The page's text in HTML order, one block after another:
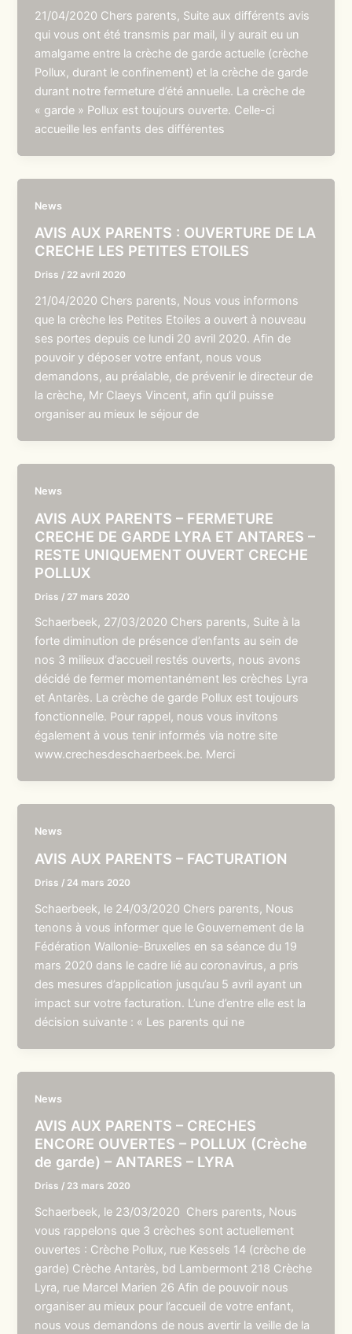
21/04/2020 Chers parents, Suite aux différents avis
qui vous ont été transmis par mail, il y aurait eu un
amalgame entre la crèche de garde actuelle (crèche
Pollux, durant le confinement) et la crèche de garde
durant notre fermeture d’été annuelle. La crèche de
« garde » Pollux est toujours ouverte. Celle-ci
accueille les enfants des différentes
News
AVIS AUX PARENTS : OUVERTURE DE LA
CRECHE LES PETITES ETOILES
Driss / 22 avril 2020
21/04/2020 Chers parents, Nous vous informons
que la crèche les Petites Etoiles a ouvert à nouveau
ses portes depuis ce lundi 20 avril 2020. Afin de
pouvoir y déposer votre enfant, nous vous
demandons, au préalable, de prévenir le directeur de
la crèche, Mr Claeys Vincent, afin qu’il puisse
organiser au mieux le séjour de
News
AVIS AUX PARENTS – FERMETURE
CRECHE DE GARDE LYRA ET ANTARES –
RESTE UNIQUEMENT OUVERT CRECHE
POLLUX
Driss / 27 mars 2020
Schaerbeek, 27/03/2020 Chers parents, Suite à la
forte diminution de présence d’enfants au sein de
nos 3 milieux d’accueil restés ouverts, nous avons
décidé de fermer momentanément les crèches Lyra
et Antarès. La crèche de garde Pollux est toujours
fonctionnelle. Pour rappel, nous vous invitons
également à vous tenir informés via notre site
www.crechesdeschaerbeek.be. Merci
News
AVIS AUX PARENTS – FACTURATION
Driss / 24 mars 2020
Schaerbeek, le 24/03/2020 Chers parents, Nous
tenons à vous informer que le Gouvernement de la
Fédération Wallonie-Bruxelles en sa séance du 19
mars 2020 dans le cadre lié au coronavirus, a pris
des mesures d’application jusqu’au 5 avril ayant un
impact sur votre facturation. L’une d’entre elle est la
décision suivante : « Les parents qui ne
News
AVIS AUX PARENTS – CRECHES
ENCORE OUVERTES – POLLUX (Crèche
de garde) – ANTARES – LYRA
Driss / 23 mars 2020
Schaerbeek, le 23/03/2020 Chers parents, Nous
vous rappelons que 3 crèches sont actuellement
ouvertes : Crèche Pollux, rue Kessels 14 (crèche de
garde) Crèche Antarès, bd Lambermont 218 Crèche
Lyra, rue Marcel Marien 26 Afin de pouvoir nous
organiser au mieux pour l’accueil de votre enfant,
nous vous demandons de nous avertir la veille de la